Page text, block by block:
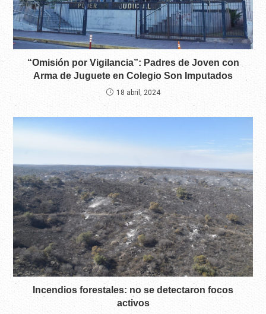
“Omisión por Vigilancia”: Padres de Joven con
Arma de Juguete en Colegio Son Imputados
18 abril, 2024
Incendios forestales: no se detectaron focos
activos